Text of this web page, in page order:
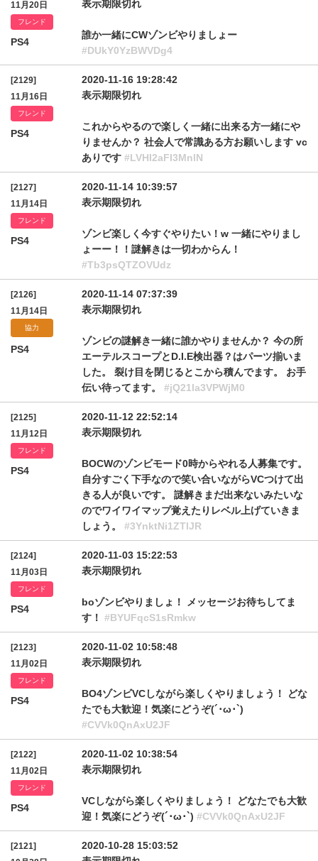
11月20日
フレンド
PS4
表示期限切れ
誰か一緒にCWゾンビやりましょー
#DUkY0YzBWVDg4
[2129]
11月16日
フレンド
PS4
2020-11-16 19:28:42
表示期限切れ
これからやるので楽しく一緒に出来る方一緒にや
りませんか？ 社会人で常識ある方お願いします vc
ありです #LVHI2aFI3MnlN
[2127]
11月14日
フレンド
PS4
2020-11-14 10:39:57
表示期限切れ
ゾンビ楽しく今すぐやりたい！w 一緒にやりまし
ょーー！！謎解きは一切わからん！
#Tb3psQTZOVUdz
[2126]
11月14日
協力
PS4
2020-11-14 07:37:39
表示期限切れ
ゾンビの謎解き一緒に誰かやりませんか？ 今の所
エーテルスコープとD.I.E検出器？はパーツ揃いま
した。 裂け目を閉じるとこから積んでます。 お手
伝い待ってます。 #jQ21la3VPWjM0
[2125]
11月12日
フレンド
PS4
2020-11-12 22:52:14
表示期限切れ
BOCWのゾンビモード0時からやれる人募集です。
自分すごく下手なので笑い合いながらVCつけて出
きる人が良いです。 謎解きまだ出来ないみたいな
のでワイワイマップ覚えたりレベル上げていきま
しょう。 #3YnktNi1ZTlJR
[2124]
11月03日
フレンド
PS4
2020-11-03 15:22:53
表示期限切れ
boゾンビやりましょ！ メッセージお待ちしてま
す！ #BYUFqcS1sRmkw
[2123]
11月02日
フレンド
PS4
2020-11-02 10:58:48
表示期限切れ
BO4ゾンビVCしながら楽しくやりましょう！ どな
たでも大歓迎！気楽にどうぞ(´･ω･`)
#CVVk0QnAxU2JF
[2122]
11月02日
フレンド
PS4
2020-11-02 10:38:54
表示期限切れ
VCしながら楽しくやりましょう！ どなたでも大歓
迎！気楽にどうぞ(´･ω･`) #CVVk0QnAxU2JF
[2121]
2020-10-28 15:03:52